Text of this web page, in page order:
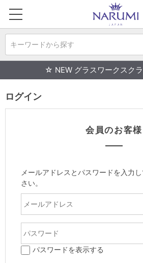
キーワードから探す
☆ NEW グラスワークスク
ログイン
会員のお客様
メールアドレスとパスワードを入力
さい。
パスワードを表示する